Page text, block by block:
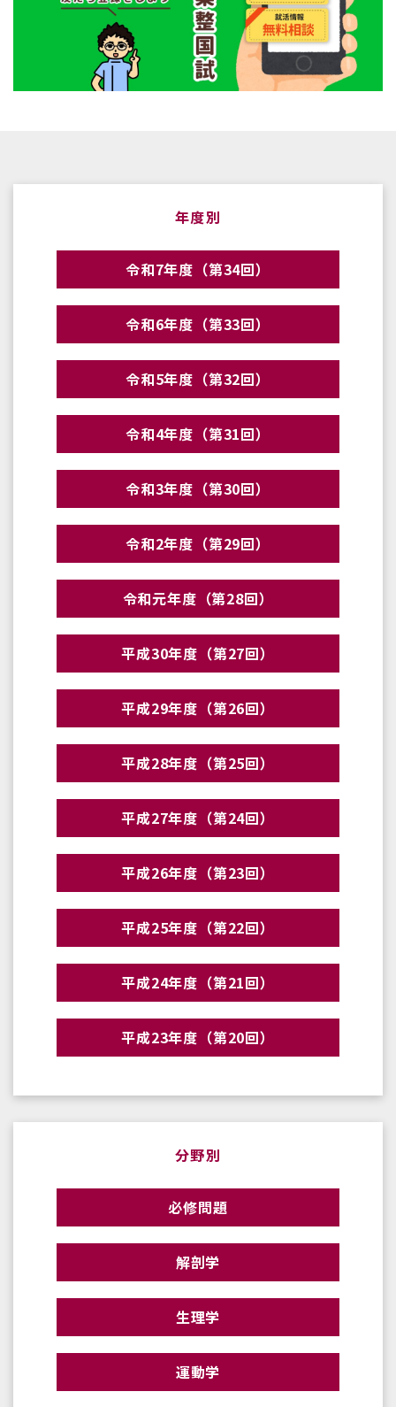
年度別
令和7年度（第34回）
令和6年度（第33回）
令和5年度（第32回）
令和4年度（第31回）
令和3年度（第30回）
令和2年度（第29回）
令和元年度（第28回）
平成30年度（第27回）
平成29年度（第26回）
平成28年度（第25回）
平成27年度（第24回）
平成26年度（第23回）
平成25年度（第22回）
平成24年度（第21回）
平成23年度（第20回）
分野別
必修問題
解剖学
生理学
運動学